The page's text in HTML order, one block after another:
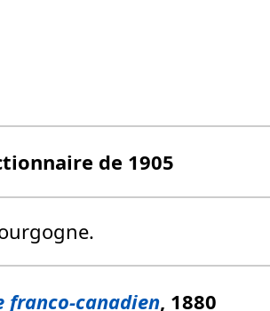
de 1905
franco-canadien, 1880